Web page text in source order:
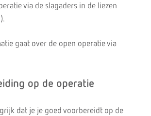
via de slagaders in de liezen
gaat over de open operatie via
op de operatie
dat je je goed voorbereidt op de